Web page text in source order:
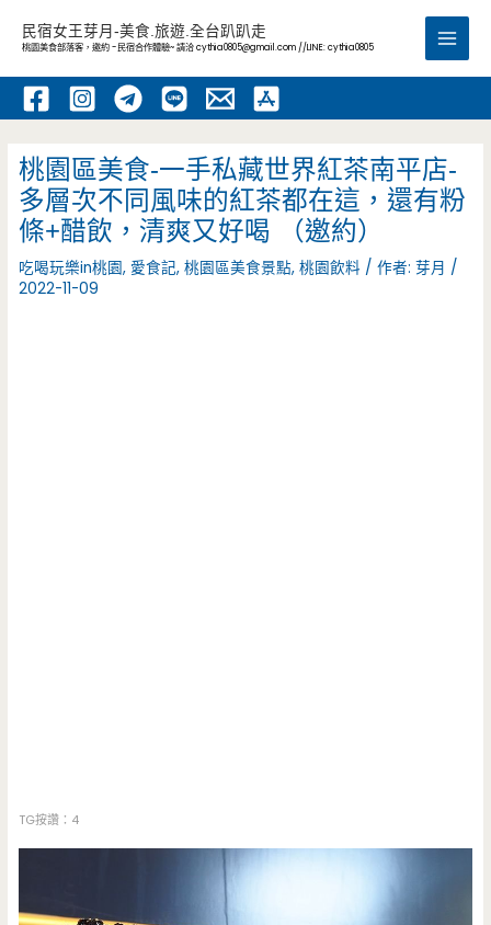
內
民宿女王芽月-美食.旅遊.全台趴趴走
桃園美食部落客，邀約 -民宿合作體驗~ 請洽cythia0805@gmail.com //LINE: cythia0805
Main
桃園區美食-一手私藏世界紅茶南平店-
多層次不同風味的紅茶都在這，還有粉
條+醋飲，清爽又好喝 （邀約）
吃喝玩樂in桃園, 愛食記,桃園區美食景點,桃園飲料 / 作者:芽月 /
2022-11-09
TG按讚：4